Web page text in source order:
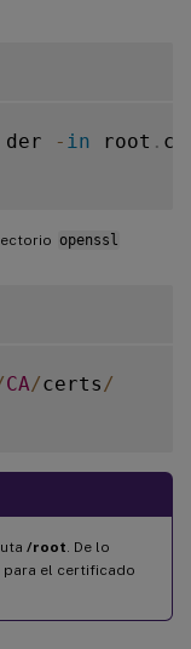
der - in root .
openssl
CA/certs /
/root . De lo
para el certificado